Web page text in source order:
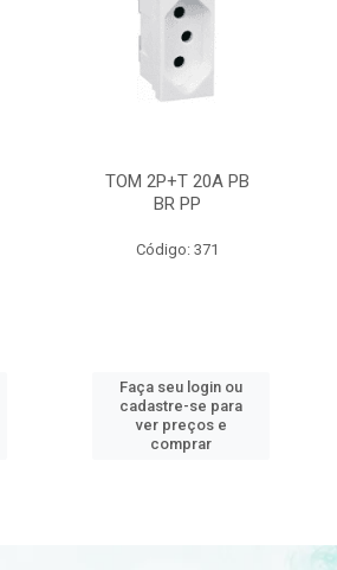
TOM 2P+T 20A PB
BR PP
Código: 371
Faça seu login ou
cadastre-se para
ver preços e
comprar